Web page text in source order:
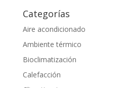
Categorías
Aire acondicionado
Ambiente térmico
Bioclimatización
Calefacción